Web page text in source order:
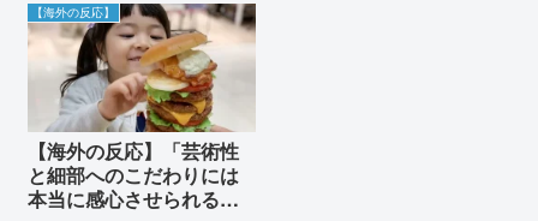
【海外の反応】
【海外の反応】「芸術性
と細部へのこだわりには
本当に感心させられる」